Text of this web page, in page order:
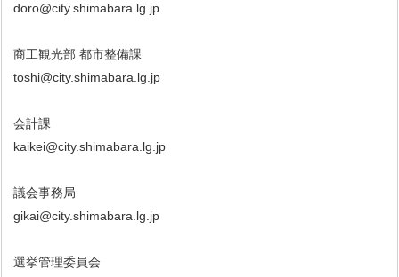
doro@city.shimabara.lg.jp
商工観光部 都市整備課
toshi@city.shimabara.lg.jp
会計課
kaikei@city.shimabara.lg.jp
議会事務局
gikai@city.shimabara.lg.jp
選挙管理委員会